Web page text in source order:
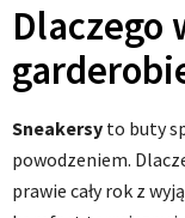
Dlaczego
Sneakersy to buty
powodzeniem.
prawie cały rok z